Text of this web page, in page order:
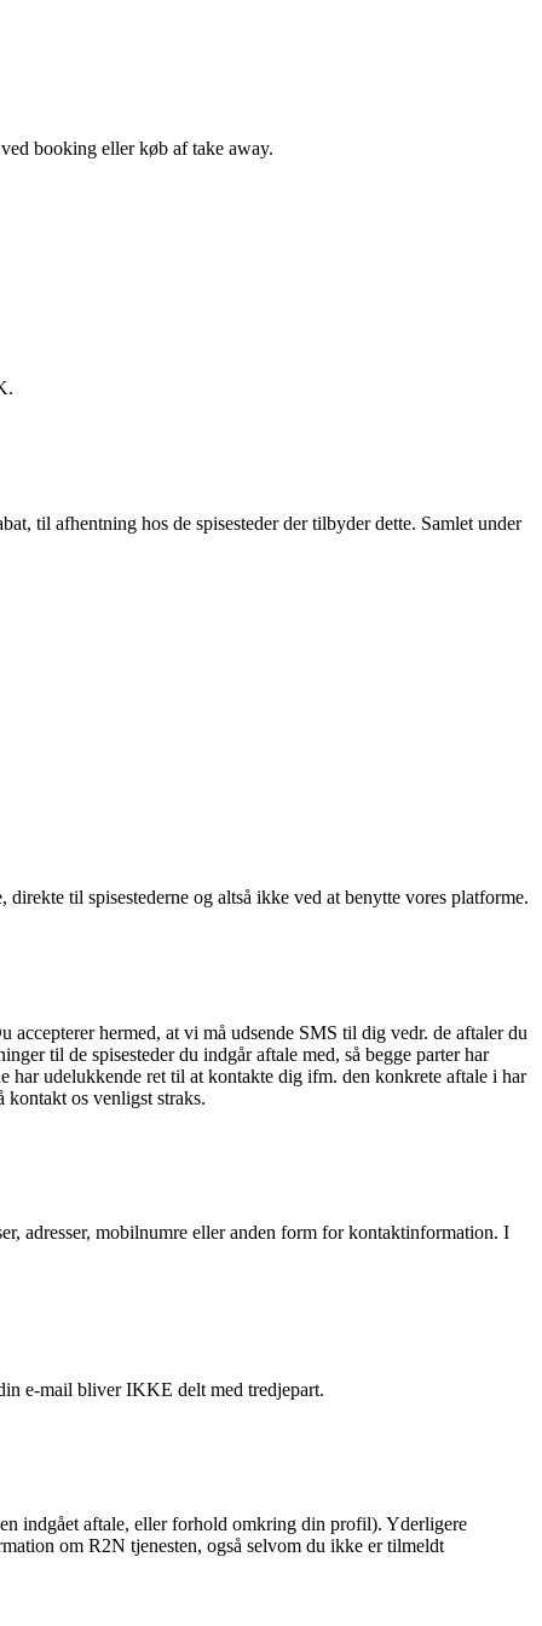
booking eller køb af take away.
til afhentning hos de spisesteder der tilbyder dette. Samlet under
til spisestederne og altså ikke ved at benytte vores platforme.
hermed, at vi må udsende SMS til dig vedr. de aftaler du
til de spisesteder du indgår aftale med, så begge parter har
udelukkende ret til at kontakte dig ifm. den konkrete aftale i har
kontakt os venligst straks.
adresser, mobilnumre eller anden form for kontaktinformation. I
e-mail bliver IKKE delt med tredjepart.
indgået aftale, eller forhold omkring din profil). Yderligere
om R2N tjenesten, også selvom du ikke er tilmeldt